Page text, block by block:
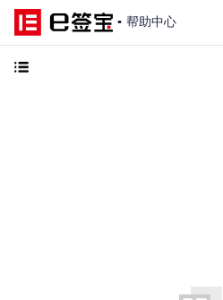
▪ 帮助中心